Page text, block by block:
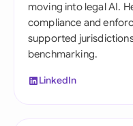
moving into legal AI.
compliance and
supported
benchmarking.
LinkedIn